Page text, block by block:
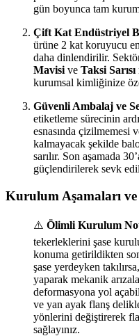
gün boyunca tam
Çift Kat Endüstriyel
ürüne 2 kat koruyucu
daha dinlendirilir.
Mavisi ve Taksi Sarısı
kurumsal kimliğinize
Güvenli Ambalaj ve
etiketleme sürecinin
esnasında çizilmemesi
kalmayacak şekilde
sarılır. Son aşamada
güçlendirilerek sevk
Kurulum Aşamaları
⚠️ Ölimli Kurulum
tekerleklerini şase
konuma getirildikten
şase yerdeyken
yaparak mekanik
deformasyona yol
ve yan ayak flanş
yönlerini değiştirerek
sağlayınız.